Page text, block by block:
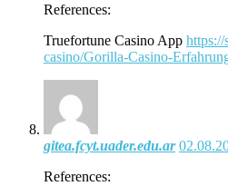
References:
Truefortune Casino App https://
casino/Gorilla-Casino-
gitea.fcyt.uader.edu.ar
References: